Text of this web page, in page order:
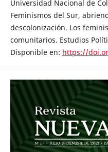
Universidad Nacional de
Feminismos del Sur,
descolonización. Los
comunitarios. Estudios
Disponible en: https://